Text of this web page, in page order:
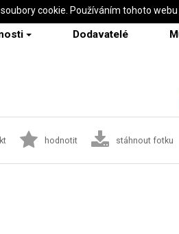
Dodavatelé
hodnotit stáhnout fotku
cookie. Používáním tohoto webu